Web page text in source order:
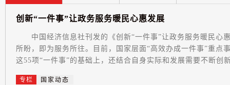
创 新“一件事”让政务服务暖 民心惠发展
中国经济信息社刊发的《创新“一件事”让政务服务暖民心
所盼，即为服务所往。目前，国家层面“高效办成一件事”重点
这55项“一件事”的基础上，还结合自身实际和发展需要不断创
专栏 国家动态